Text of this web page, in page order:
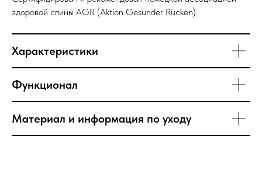
здоровой спины AGR (Aktion Gesunder Rücken).
Характеристики
Функционал
Материал и информация по уходу